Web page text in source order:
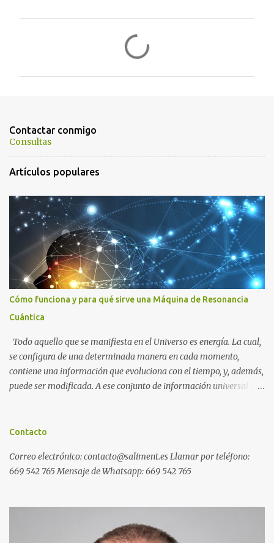
a
r
i
o
s
Contactar conmigo
Consultas
Artículos populares
Cómo funciona y para qué sirve una Máquina de Resonancia
Cuántica
Todo aquello que se manifiesta en el Universo es energía. La cual,
se configura de una determinada manera en cada momento,
contiene una información que evoluciona con el tiempo, y, además,
puede ser modificada. A ese conjunto de información universal lo
pensamos en alguien que hace tiempo que no vemos y, de repente,
deseamos algo con intensidad y, contra toda probabilidad, termina
materializándose. O cuando experimentamos a diario una
puede recoger información del campo cuántico y modificarla a
Contacto
Correo electrónico: contacto@saliment.es Llamar por teléfono:
669 542 765 Mensaje de Whatsapp: 669 542 765